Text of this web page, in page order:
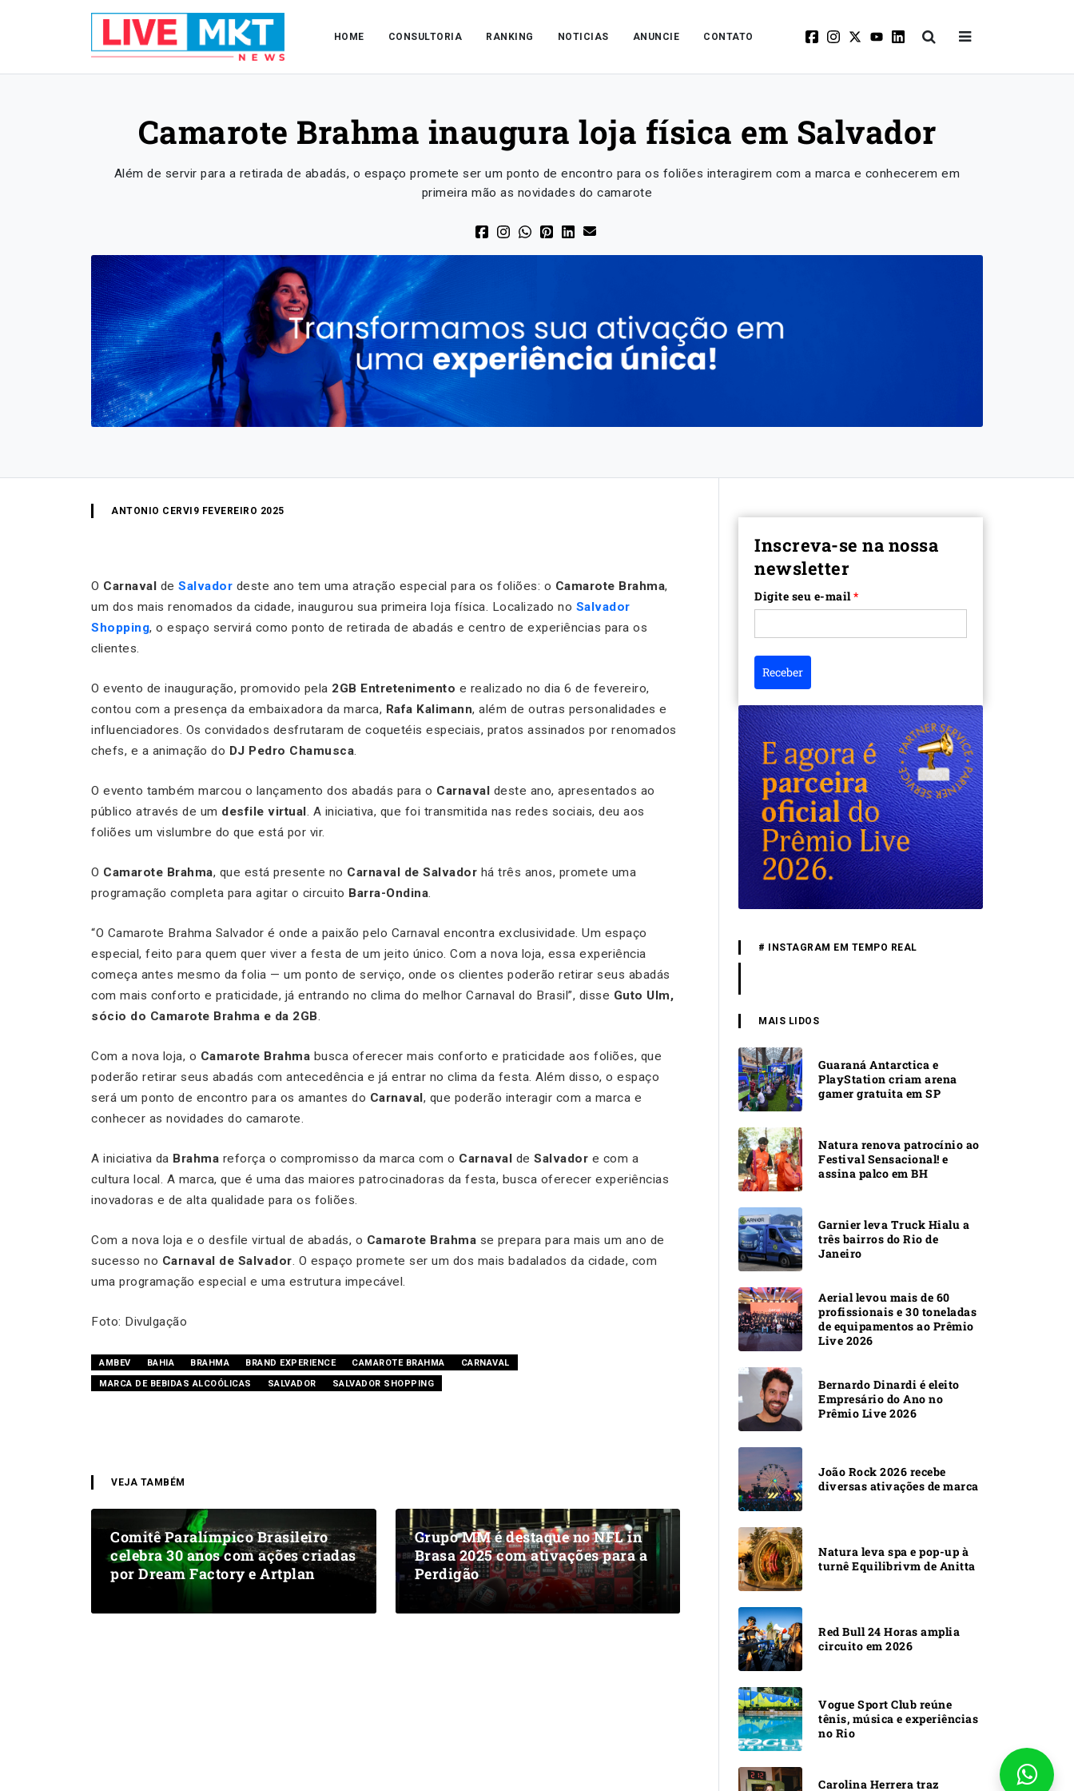
HOME CONSULTORIA RANKING NOTICIAS ANUNCIE CONTATO
Camarote Brahma inaugura loja física em Salvador
Além de servir para a retirada de abadás, o espaço promete ser um ponto de encontro para os foliões interagirem com a marca e conhecerem em
primeira mão as novidades do camarote
ANTONIO CERVI 9 FEVEREIRO 2025
O Carnaval de Salvador deste ano tem uma atração especial para os foliões: o Camarote Brahma,
um dos mais renomados da cidade, inaugurou sua primeira loja física. Localizado no Salvador
Shopping, o espaço servirá como ponto de retirada de abadás e centro de experiências para os
clientes.
O evento de inauguração, promovido pela 2GB Entretenimento e realizado no dia 6 de fevereiro,
contou com a presença da embaixadora da marca, Rafa Kalimann, além de outras personalidades e
influenciadores. Os convidados desfrutaram de coquetéis especiais, pratos assinados por renomados
chefs, e a animação do DJ Pedro Chamusca.
O evento também marcou o lançamento dos abadás para o Carnaval deste ano, apresentados ao
público através de um desfile virtual. A iniciativa, que foi transmitida nas redes sociais, deu aos
foliões um vislumbre do que está por vir.
O Camarote Brahma, que está presente no Carnaval de Salvador há três anos, promete uma
programação completa para agitar o circuito Barra-Ondina.
“O Camarote Brahma Salvador é onde a paixão pelo Carnaval encontra exclusividade. Um espaço
especial, feito para quem quer viver a festa de um jeito único. Com a nova loja, essa experiência
começa antes mesmo da folia — um ponto de serviço, onde os clientes poderão retirar seus abadás
com mais conforto e praticidade, já entrando no clima do melhor Carnaval do Brasil”, disse Guto Ulm,
sócio do Camarote Brahma e da 2GB.
Com a nova loja, o Camarote Brahma busca oferecer mais conforto e praticidade aos foliões, que
poderão retirar seus abadás com antecedência e já entrar no clima da festa. Além disso, o espaço
será um ponto de encontro para os amantes do Carnaval, que poderão interagir com a marca e
conhecer as novidades do camarote.
A iniciativa da Brahma reforça o compromisso da marca com o Carnaval de Salvador e com a
cultura local. A marca, que é uma das maiores patrocinadoras da festa, busca oferecer experiências
inovadoras e de alta qualidade para os foliões.
Com a nova loja e o desfile virtual de abadás, o Camarote Brahma se prepara para mais um ano de
sucesso no Carnaval de Salvador. O espaço promete ser um dos mais badalados da cidade, com
uma programação especial e uma estrutura impecável.
Foto: Divulgação
AMBEV BAHIA BRAHMA BRAND EXPERIENCE CAMAROTE BRAHMA
CARNAVAL
MARCA DE BEBIDAS ALCOÓLICAS
SALVADOR SALVADOR SHOPPING
VEJA TAMBÉM
Comitê Paralímpico Brasileiro
celebra 30 anos com ações criadas
por Dream Factory e Artplan
Grupo MM é destaque no NFL in
Brasa 2025 com ativações para a
Perdigão
Inscreva-se na nossa
newsletter
Digite seu e-mail*
Receber
# INSTAGRAM EM TEMPO REAL
MAIS LIDOS
Guaraná Antarctica e
PlayStation criam arena
gamer gratuita em SP
Natura renova patrocínio ao
Festival Sensacional! e
assina palco em BH
Garnier leva Truck Hialu a
três bairros do Rio de
Janeiro
Aerial levou mais de 60
profissionais e 30 toneladas
de equipamentos ao Prêmio
Live 2026
Bernardo Dinardi é eleito
Empresário do Ano no
Prêmio Live 2026
João Rock 2026 recebe
diversas ativações de marca
Natura leva spa e pop-up à
turnê Equilibrivm de Anitta
Red Bull 24 Horas amplia
circuito em 2026
Vogue Sport Club reúne
tênis, música e experiências
no Rio
Carolina Herrera traz